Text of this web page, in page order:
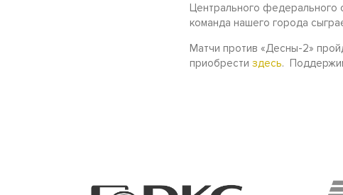
Центрального федерального
команда нашего города
Матчи против «Десны-2»
приобрести здесь.